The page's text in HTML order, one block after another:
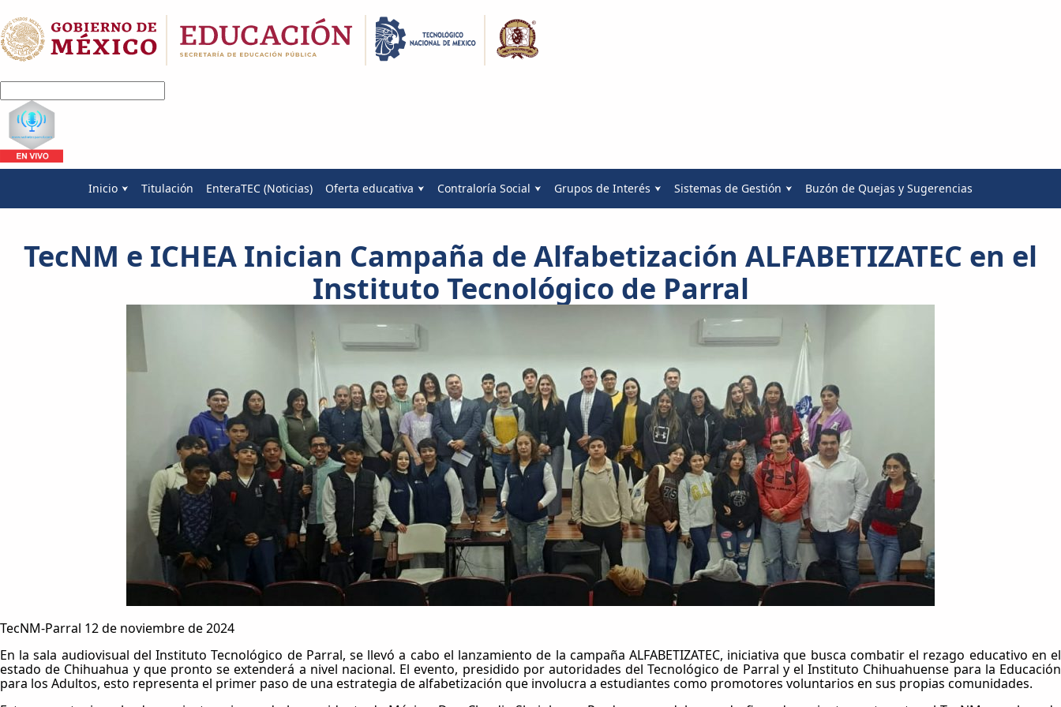
Inicio Titulación EnteraTEC (Noticias) Oferta educativa Contraloría Social Grupos de Interés Sistemas de Gestión Buzón de Quejas y Sugerencias
TecNM e ICHEA Inician Campaña de Alfabetización ALFABETIZATEC en el
Instituto Tecnológico de Parral
TecNM-Parral 12 de noviembre de 2024
En la sala audiovisual del Instituto Tecnológico de Parral, se llevó a cabo el lanzamiento de la campaña ALFABETIZATEC, iniciativa que busca combatir el rezago educativo en el
estado de Chihuahua y que pronto se extenderá a nivel nacional. El evento, presidido por autoridades del Tecnológico de Parral y el Instituto Chihuahuense para la Educación
para los Adultos, esto representa el primer paso de una estrategia de alfabetización que involucra a estudiantes como promotores voluntarios en sus propias comunidades.